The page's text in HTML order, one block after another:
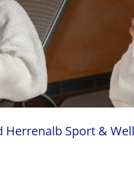
Herrenalb Sport &